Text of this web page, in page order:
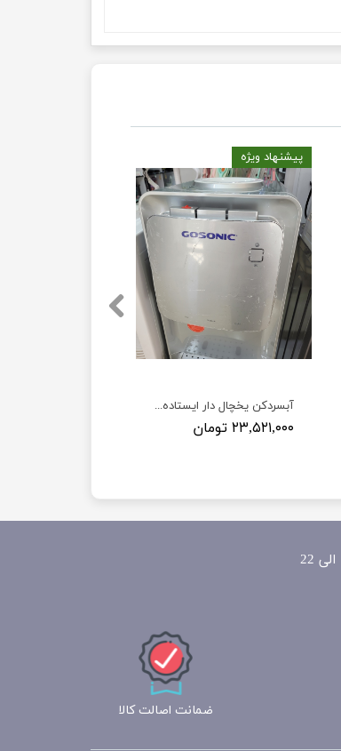
آبسردکن یخچال دار ایستاده گوسونیک مدل Gossonic GWD-526
۲۳,۵۲۱,۰۰۰ تومان
پیشنهاد ویژه
ضمانت اصالت کالا